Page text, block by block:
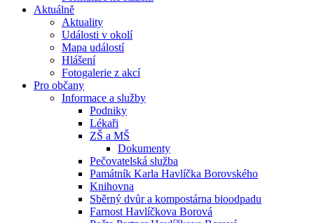
Aktuálně
Aktuality
Události v okolí
Mapa událostí
Hlášení
Fotogalerie z akcí
Pro občany
Informace a služby
Podniky
Lékaři
ZŠ a MŠ
Dokumenty
Pečovatelská služba
Památník Karla Havlíčka Borovského
Knihovna
Sběrný dvůr a kompostárna bioodpadu
Farnost Havlíčkova Borová